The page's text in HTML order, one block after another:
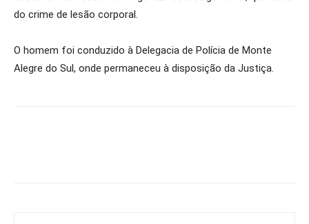
do crime de lesão corporal.
O homem foi conduzido à Delegacia de Polícia de Monte
Alegre do Sul, onde permaneceu à disposição da Justiça.